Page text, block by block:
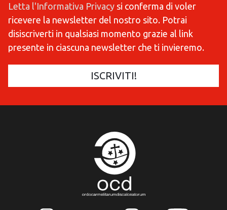
Letta l'Informativa Privacy si conferma di voler
ricevere la newsletter del nostro sito. Potrai
disiscriverti in qualsiasi momento grazie al link
presente in ciascuna newsletter che ti invieremo.